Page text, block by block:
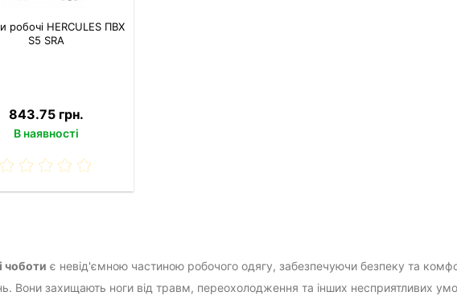
робочі HERCULES ПВХ
S5 SRA
843.75 грн.
В наявності
чоботи є невід'ємною частиною робочого одягу, забезпечуючи безпеку та
Вони захищають ноги від травм, переохолодження та інших несприятливих